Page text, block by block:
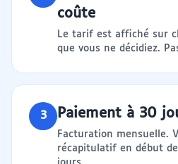
coûte
Le tarif est affiché sur
que vous ne décidiez.
3 Paiement à 30
Facturation mensuelle.
récapitulatif en début